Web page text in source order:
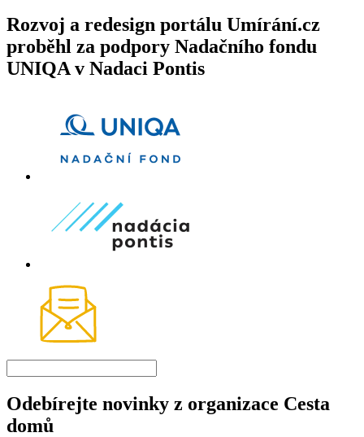
Rozvoj a redesign portálu Umírání.cz
proběhl za podpory Nadačního fondu
UNIQA v Nadaci Pontis
Odebírejte novinky z organizace Cesta
domů